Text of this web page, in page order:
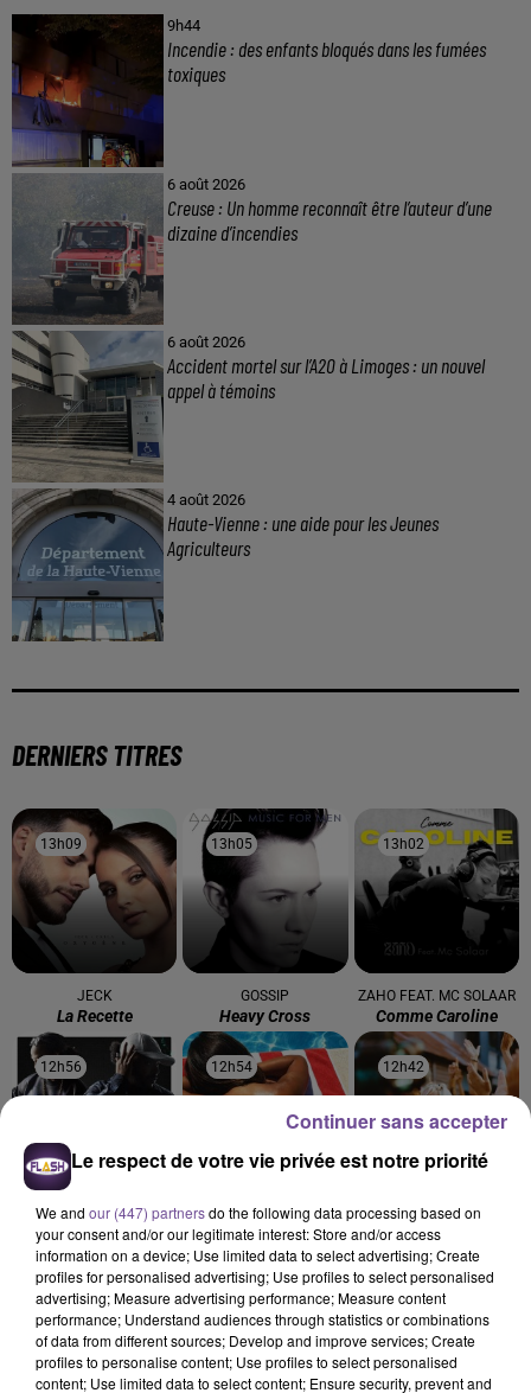
9h44
Incendie : des enfants bloqués dans les fumées
toxiques
6 août 2026
Creuse : Un homme reconnaît être l’auteur d’une
dizaine d’incendies
6 août 2026
Accident mortel sur l’A20 à Limoges : un nouvel
appel à témoins
4 août 2026
Haute-Vienne : une aide pour les Jeunes
Agriculteurs
DERNIERS TITRES
13h09
13h09
JECK
La Recette
13h05
13h05
GOSSIP
Heavy Cross
13h02
13h02
ZAHO FEAT. MC SOLAAR
Comme Caroline
12h56
12h56
MADCON
Don't Worry
12h54
12h54
GIMS
Soleil
12h42
12h42
KAROL G
Si Antes Te Hubiera
Conocido
Le respect de votre vie privée est notre priorité
We and our (447) partnersdo the following data processing based on
your consent and/or our legitimate interest: Store and/or access
information on a device; Use limited data to select advertising; Create
profiles for personalised advertising; Use profiles to select personalised
advertising; Measure advertising performance; Measure content
performance; Understand audiences through statistics or combinations
of data from different sources; Develop and improve services; Create
profiles to personalise content; Use profiles to select personalised
content; Use limited data to select content; Ensure security, prevent and
Continuer sans accepter